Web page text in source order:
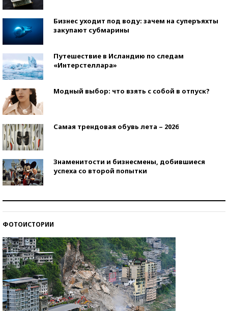
Бизнес уходит под воду: зачем на суперъяхты
закупают субмарины
Путешествие в Исландию по следам
«Интерстеллара»
Модный выбор: что взять с собой в отпуск?
Самая трендовая обувь лета – 2026
Знаменитости и бизнесмены, добившиеся
успеха со второй попытки
ФОТОИСТОРИИ